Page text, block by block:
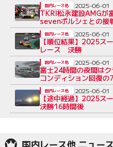
TKRI松永建設AMGが
sevenポルシェとの接
国内レース他 2025-06-01
【順位結果】2025ス
レース 決勝
国内レース他 2025-06-01
富士24時間の夜間はク
コンディション回復
国内レース他 2025-06-01
【途中経過】2025ス
決勝16時間後
国内レース他 2025-06-01
国内レース他 ニュー